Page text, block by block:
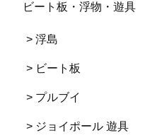
ビート板・浮物・遊具
> 浮島
> ビート板
> プルブイ
> ジョイポール 遊具